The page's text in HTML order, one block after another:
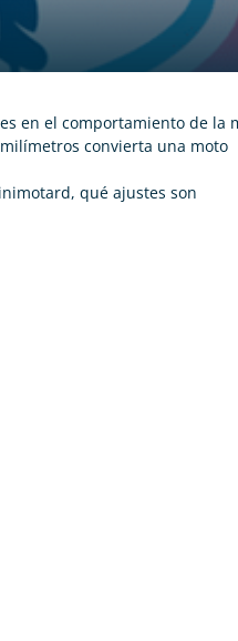
en el comportamiento de la
convierta una moto
qué ajustes son